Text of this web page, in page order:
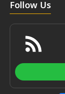
Follow Us